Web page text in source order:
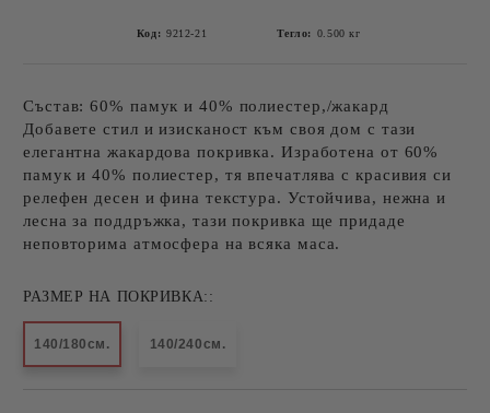
Код: 9212-21 Тегло: 0.500 кг
Състав: 60% памук и 40% полиестер,/жакард
Добавете стил и изисканост към своя дом с тази
елегантна жакардова покривка. Изработена от 60%
памук и 40% полиестер, тя впечатлява с красивия си
релефен десен и фина текстура. Устойчива, нежна и
лесна за поддръжка, тази покривка ще придаде
неповторима атмосфера на всяка маса.
РАЗМЕР НА ПОКРИВКА::
140/180см. 140/240см.